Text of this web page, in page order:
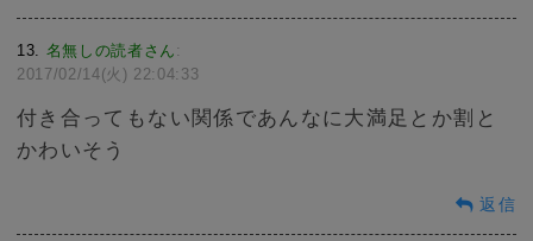
13 名無しの読者さん :
2017/02/14(火) 22:04:33
付き合ってもない関係であんなに大満足とか割と
かわいそう
返信